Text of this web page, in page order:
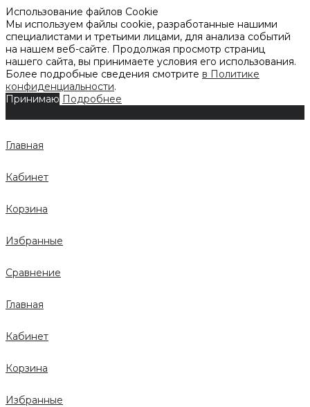
Использование файлов Cookie
Мы используем файлы cookie, разработанные нашими
специалистами и третьими лицами, для анализа событий
на нашем веб-сайте. Продолжая просмотр страниц
нашего сайта, вы принимаете условия его использования.
Более подробные сведения смотрите в Политике
конфиденциальности.
Принимаю Подробнее
Главная
Кабинет
Корзина
Избранные
Сравнение
Главная
Кабинет
Корзина
Избранные